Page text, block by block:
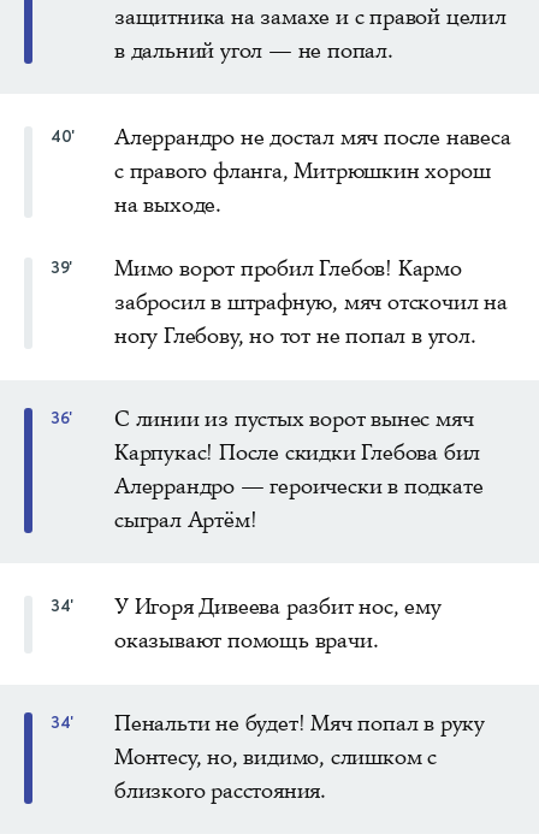
защитника на замахе и с правой целил
в дальний угол — не попал.
40'
Алеррандро не достал мяч после навеса
с правого фланга, Митрюшкин хорош
на выходе.
39'
Мимо ворот пробил Глебов! Кармо
забросил в штрафную, мяч отскочил на
ногу Глебову, но тот не попал в угол.
36'
С линии из пустых ворот вынес мяч
Карпукас! После скидки Глебова бил
Алеррандро — героически в подкате
сыграл Артём!
34'
У Игоря Дивеева разбит нос, ему
оказывают помощь врачи.
34'
Пенальти не будет! Мяч попал в руку
Монтесу, но, видимо, слишком с
близкого расстояния.